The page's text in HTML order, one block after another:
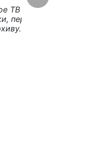
ТВ c
перемотки